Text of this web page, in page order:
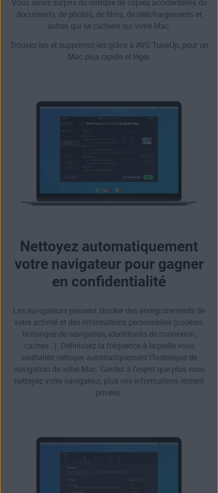
Vous seriez surpris du nombre de copies accidentelles de
documents, de photos, de films, de téléchargements et
autres qui se cachent sur votre Mac.
Trouvez-les et supprimez-les grâce à AVG TuneUp, pour un
Mac plus rapide et léger.
Nettoyez automatiquement
votre navigateur pour gagner
en confidentialité
Les navigateurs peuvent stocker des enregistrements de
votre activité et des informations personnelles (cookies,
historique de navigation, identifiants de connexion,
caches…). Définissez la fréquence à laquelle vous
souhaitez nettoyer automatiquement l’historique de
navigation de votre Mac. Gardez à l’esprit que plus vous
nettoyez votre navigateur, plus vos informations restent
privées.